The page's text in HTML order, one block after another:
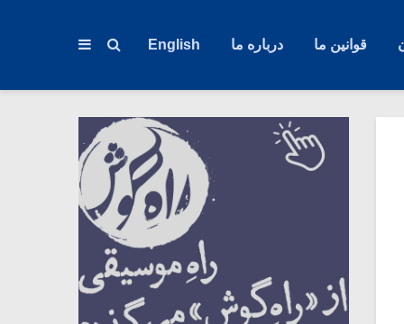
قوانین ما درباره ما English